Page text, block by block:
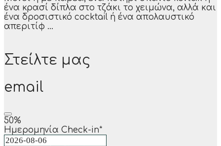
ένα κρασί δίπλα στο τζάκι το χειμώνα, αλλά και
ένα δροσιστικό cocktail ή ένα απολαυστικό
απεριτίφ ...
Στείλτε μας
email
50%
Ημερομηνία Check-in*